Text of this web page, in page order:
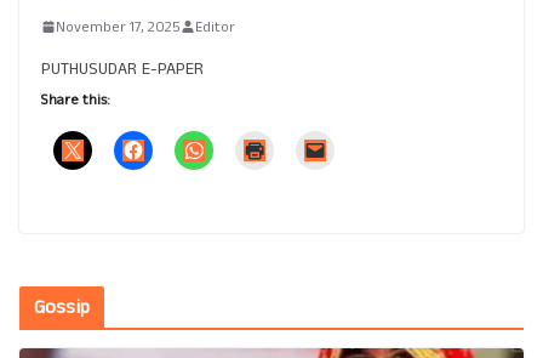
November 17, 2025 Editor
PUTHUSUDAR E-PAPER
Share this:
Gossip